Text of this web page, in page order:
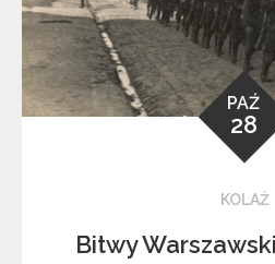
PAŹ
28
KOLAŻ
Bitwy